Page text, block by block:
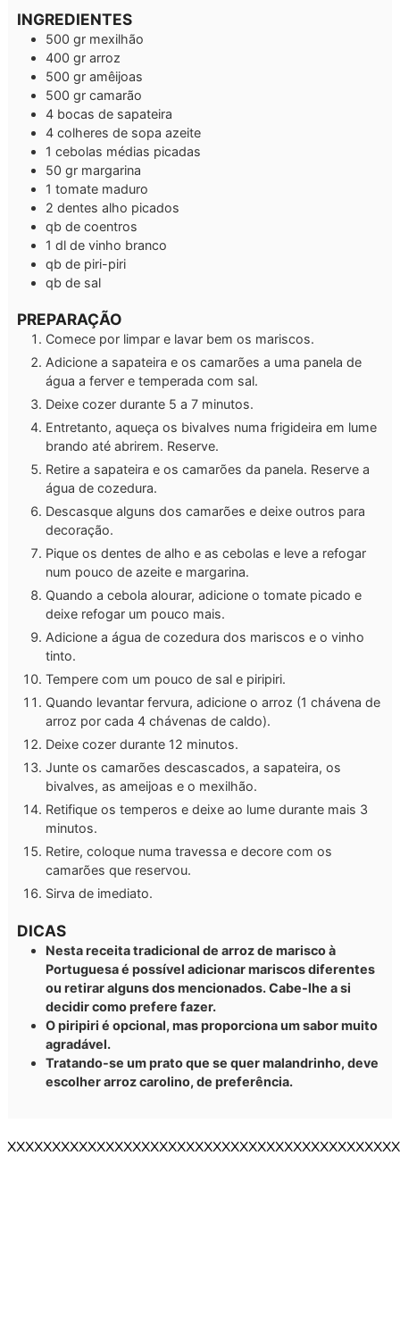
INGREDIENTES
500 gr mexilhão
400 gr arroz
500 gr amêijoas
500 gr camarão
4 bocas de sapateira
4 colheres de sopa azeite
1 cebolas médias picadas
50 gr margarina
1 tomate maduro
2 dentes alho picados
qb de coentros
1 dl de vinho branco
qb de piri-piri
qb de sal
PREPARAÇÃO
Comece por limpar e lavar bem os mariscos.
Adicione a sapateira e os camarões a uma panela de
água a ferver e temperada com sal.
Deixe cozer durante 5 a 7 minutos.
Entretanto, aqueça os bivalves numa frigideira em lume
brando até abrirem. Reserve.
Retire a sapateira e os camarões da panela. Reserve a
água de cozedura.
Descasque alguns dos camarões e deixe outros para
decoração.
Pique os dentes de alho e as cebolas e leve a refogar
num pouco de azeite e margarina.
Quando a cebola alourar, adicione o tomate picado e
deixe refogar um pouco mais.
Adicione a água de cozedura dos mariscos e o vinho
tinto.
Tempere com um pouco de sal e piripiri.
Quando levantar fervura, adicione o arroz (1 chávena de
arroz por cada 4 chávenas de caldo).
Deixe cozer durante 12 minutos.
Junte os camarões descascados, a sapateira, os
bivalves, as ameijoas e o mexilhão.
Retifique os temperos e deixe ao lume durante mais 3
minutos.
Retire, coloque numa travessa e decore com os
camarões que reservou.
Sirva de imediato.
DICAS
Nesta receita tradicional de arroz de marisco à
Portuguesa é possível adicionar mariscos diferentes
ou retirar alguns dos mencionados. Cabe-lhe a si
decidir como prefere fazer.
O piripiri é opcional, mas proporciona um sabor muito
agradável.
Tratando-se um prato que se quer malandrinho, deve
escolher arroz carolino, de preferência.